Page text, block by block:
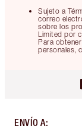
Sujeto a
correo
sobre los
Limited por
Para
personales,
ENVÍO A: